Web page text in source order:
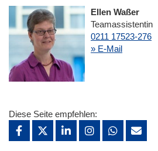
Ellen Waßer
Teamassistentin
0211 17523-276
» E-Mail
Diese Seite empfehlen: